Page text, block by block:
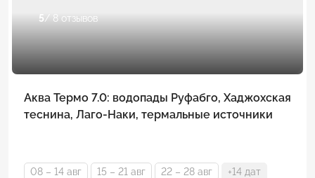
5/ 8 отзывов
Аква Термо 7.0: водопады Руфабго, Хаджохская
теснина, Лаго-Наки, термальные источники
08 – 14 авг 15 – 21 авг 22 – 28 авг +14 дат